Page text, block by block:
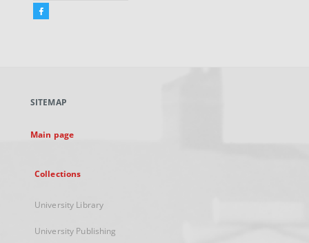
Facebook
new
SITEMAP
Main page
Collections
University Library
University Publishing